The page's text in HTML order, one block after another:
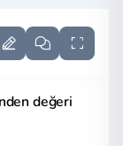
değeri